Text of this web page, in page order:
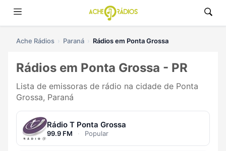
Ache Rádios Paraná Rádios em Ponta Grossa
Rádios em Ponta Grossa - PR
Lista de emissoras de rádio na cidade de Ponta
Grossa, Paraná
Rádio T Ponta Grossa
99.9 FM · Popular